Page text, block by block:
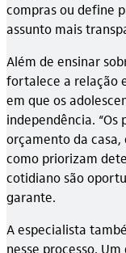
compras ou define
assunto mais
Além de ensinar
fortalece a relação
em que os
independência.
orçamento da
como priorizam
cotidiano são
garante.
A especialista
nesse processo.